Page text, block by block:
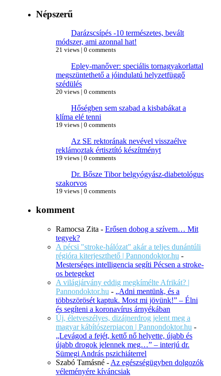
Népszerű
Darázscsípés -10 természetes, bevált
módszer, ami azonnal hat!
21 views 0 comments
Epley-manőver: speciális tornagyakorlattal
megszüntethető a jóindulatú helyzetfüggő
szédülés
20 views 0 comments
Hőségben sem szabad a kisbabákat a
klíma elé tenni
19 views 0 comments
Az SE rektorának nevével visszaélve
reklámoztak értisztító készítményt
19 views 0 comments
Dr. Bősze Tibor belgyógyász-diabetológus
szakorvos
19 views 0 comments
komment
Ramocsa Zita - Erősen dobog a szívem… Mit
tegyek?
A pécsi "stroke-hálózat" akár a teljes dunántúli
régióra kiterjeszthető | Pannondoktor.hu -
Mesterséges intelligencia segíti Pécsen a stroke-
os betegeket
A világjárvány eddig megkímélte Afrikát? |
Pannondoktor.hu - „Adni mentünk, és a
többszörösét kaptuk. Most mi jövünk!” – Élni
és segíteni a koronavírus árnyékában
Új, életveszélyes, dizájnerdrog jelent meg a
magyar kábítószerpiacon | Pannondoktor.hu -
„Levágod a fejét, kettő nő helyette, újabb és
újabb drogok jelennek meg…” – interjú dr.
Sümegi András pszichiáterrel
Szabó Tamásné - Az egészségügyben dolgozók
véleményére kíváncsiak